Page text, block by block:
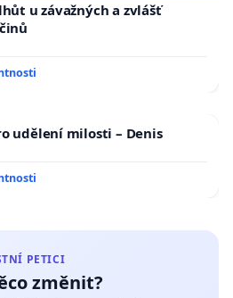
u závažných a zvlášť
udělení milosti – Denis
PETICI
změnit?